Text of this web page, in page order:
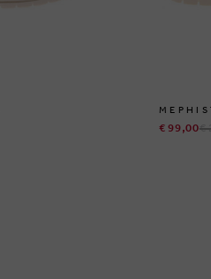
€ 99,00€